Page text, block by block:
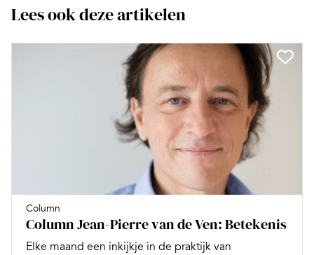
Lees ook deze artikelen
Column
Column Jean-Pierre van de Ven: Betekenis
Elke maand een inkijkje in de praktijk van